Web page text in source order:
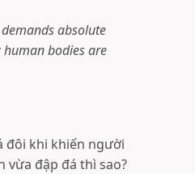
absolute
bodies are
đôi khi khiến người
vừa đập đá thì sao?